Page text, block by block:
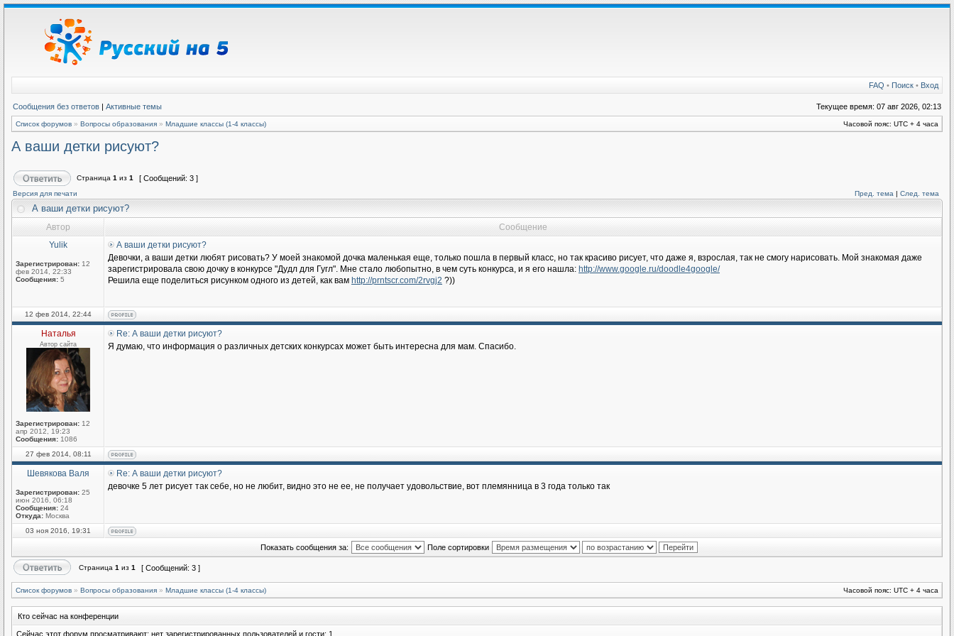
FAQ • Поиск • Вход
Сообщения без ответов | Активные темы Текущее время: 07 авг 2026, 02:13
Список форумов » Вопросы образования » Младшие классы (1-4 классы) Часовой пояс: UTC + 4 часа
А ваши детки рисуют?
Страница 1 из 1 [ Сообщений: 3 ]
Версия для печати Пред. тема | След. тема
А ваши детки рисуют?
Автор
Сообщение
Yulik
Зарегистрирован: 12
фев 2014, 22:33
Сообщения: 5
А ваши детки рисуют?
Девочки, а ваши детки любят рисовать? У моей знакомой дочка маленькая еще, только пошла в первый класс, но так красиво рисует, что даже я, взрослая, так не смогу нарисовать. Мой знакомая даже
зарегистрировала свою дочку в конкурсе "Дудл для Гугл". Мне стало любопытно, в чем суть конкурса, и я его нашла: http://www.google.ru/doodle4google/
Решила еще поделиться рисунком одного из детей, как вам http://prntscr.com/2rvgj2 ?))
12 фев 2014, 22:44
Наталья
Автор сайта
Зарегистрирован: 12
апр 2012, 19:23
Сообщения: 1086
Re: А ваши детки рисуют?
Я думаю, что информация о различных детских конкурсах может быть интересна для мам. Спасибо.
27 фев 2014, 08:11
Шевякова Валя
Зарегистрирован: 25
июн 2016, 06:18
Сообщения: 24
Откуда: Москва
Re: А ваши детки рисуют?
девочке 5 лет рисует так себе, но не любит, видно это не ее, не получает удовольствие, вот племянница в 3 года только так
03 ноя 2016, 19:31
Показать сообщения за: Поле сортировки
Страница 1 из 1 [ Сообщений: 3 ]
Список форумов » Вопросы образования » Младшие классы (1-4 классы) Часовой пояс: UTC + 4 часа
Кто сейчас на конференции
Сейчас этот форум просматривают: нет зарегистрированных пользователей и гости: 1